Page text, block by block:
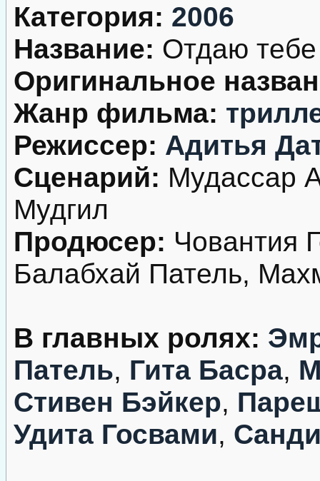
Категория: 2006
Название: Отдаю
Оригинальное
Жанр фильма:
Режиссер: Адитья
Сценарий: Мудассар
Мудгил
Продюсер: Човантия
Балабхай Патель,
В главных ролях:
Патель, Гита Басра,
Стивен Бэйкер,
Удита Госвами,